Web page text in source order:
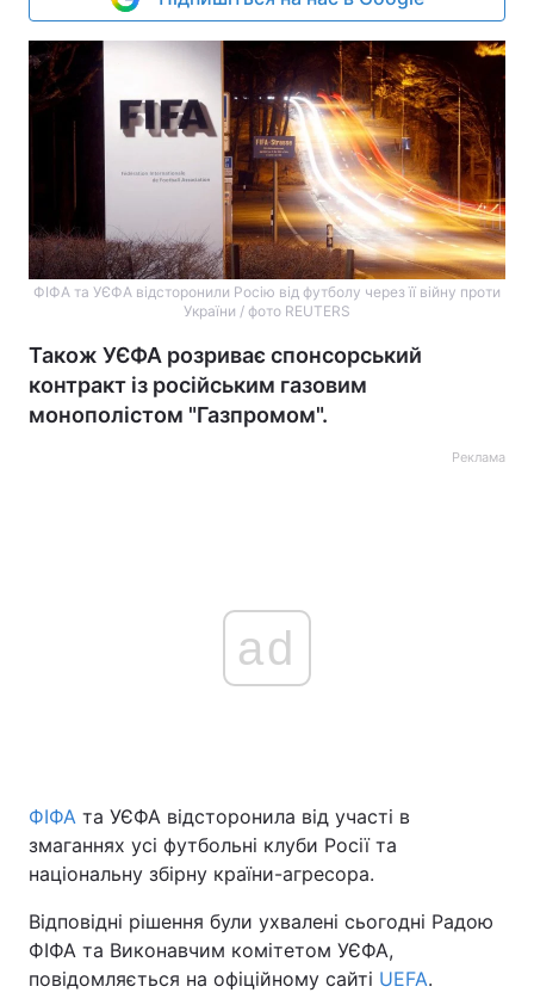
ФІФА та УЄФА відсторонили Росію від футболу через її війну проти
України / фото REUTERS
Також УЄФА розриває спонсорський
контракт із російським газовим
монополістом "Газпромом".
Реклама
ad
ФІФА та УЄФА відсторонила від участі в
змаганнях усі футбольні клуби Росії та
національну збірну країни-агресора.
Відповідні рішення були ухвалені сьогодні Радою
ФІФА та Виконавчим комітетом УЄФА,
повідомляється на офіційному сайті UEFA.